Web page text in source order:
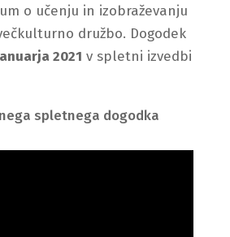
o učenju in izobraževanju
družbo. Dogodek
2021 v spletni izvedbi
spletnega dogodka